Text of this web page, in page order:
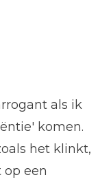
als ik
komen.
het klinkt,
een